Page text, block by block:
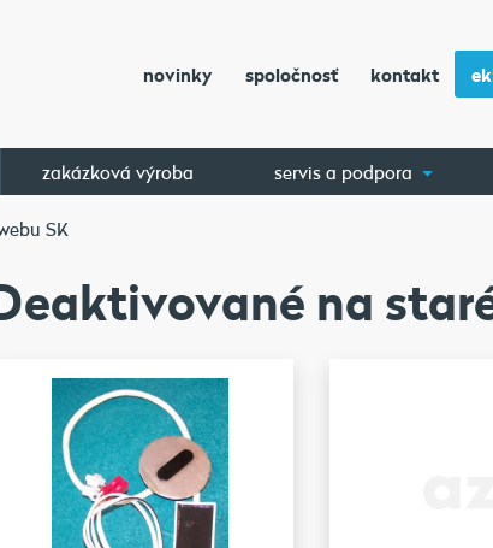
novinky spoločnosť kontakt
zakázková výroba servis a podpora
SK
na